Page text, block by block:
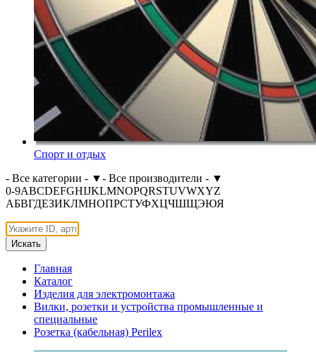
Спорт и отдых
- Все категории - ▼- Все производители - ▼
0-9ABCDEFGHIJKLMNOPQRSTUVWXYZ
АБВГДЕЗИКЛМНОПРСТУФХЦЧШЩЭЮЯ
Искать
Главная
Каталог
Изделия для электромонтажа
Вилки, розетки и устройства промышленные и
специальные
Розетка (кабельная) Perilex